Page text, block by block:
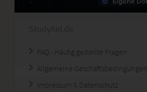
FAQ - Häufig gestellte Fragen
Allgemeine Geschäftsbedingungen
Impressum & Datenschutz